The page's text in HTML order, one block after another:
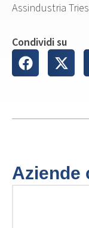
Assindustria
Condividi su
Aziende